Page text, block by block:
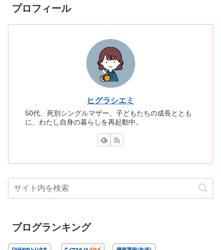
プロフィール
ヒグラシエミ
50代、死別シングルマザー。子どもたちの成長ととも
に、わたし自身の暮らしを再起動中。
ブログランキング